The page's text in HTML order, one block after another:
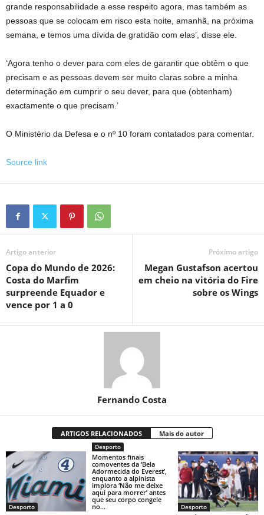
grande responsabilidade a esse respeito agora, mas também as
pessoas que se colocam em risco esta noite, amanhã, na próxima
semana, e temos uma dívida de gratidão com elas’, disse ele.
‘Agora tenho o dever para com eles de garantir que obtêm o que
precisam e as pessoas devem ser muito claras sobre a minha
determinação em cumprir o seu dever, para que (obtenham)
exactamente o que precisam.’
O Ministério da Defesa e o nº 10 foram contatados para comentar.
Source link
Artigo anterior
Copa do Mundo de 2026:
Costa do Marfim
surpreende Equador e
vence por 1 a 0
Próximo artigo
Megan Gustafson acertou
em cheio na vitória do Fire
sobre os Wings
Fernando Costa
ARTIGOS RELACIONADOS Mais do autor
Desporto
Desporto
Momentos finais
comoventes da ‘Bela
Adormecida do Everest’,
enquanto a alpinista
implora ‘Não me deixe
aqui para morrer’ antes
que seu corpo congele
no...
Desporto